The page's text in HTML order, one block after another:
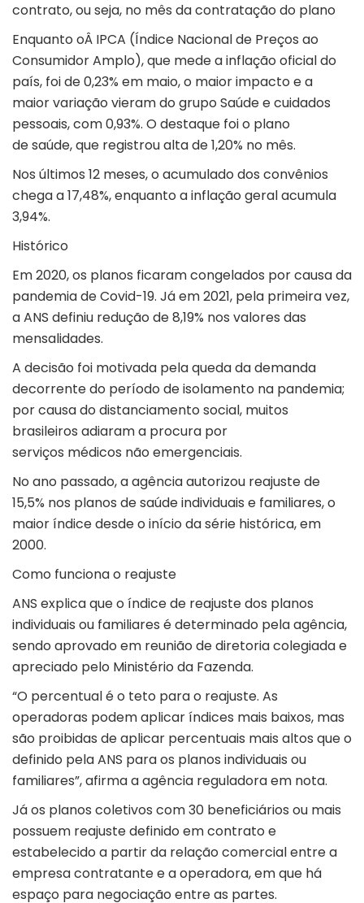
contrato, ou seja, no mês da contratação do plano
Enquanto oÂ IPCA (Índice Nacional de Preços ao
Consumidor Amplo), que mede a inflação oficial do
país, foi de 0,23% em maio, o maior impacto e a
maior variação vieram do grupo Saúde e cuidados
pessoais, com 0,93%. O destaque foi o plano
de saúde, que registrou alta de 1,20% no mês.
Nos últimos 12 meses, o acumulado dos convênios
chega a 17,48%, enquanto a inflação geral acumula
3,94%.
Histórico
Em 2020, os planos ficaram congelados por causa da
pandemia de Covid-19. Já em 2021, pela primeira vez,
a ANS definiu redução de 8,19% nos valores das
mensalidades.
A decisão foi motivada pela queda da demanda
decorrente do período de isolamento na pandemia;
por causa do distanciamento social, muitos
brasileiros adiaram a procura por
serviços médicos não emergenciais.
No ano passado, a agência autorizou reajuste de
15,5% nos planos de saúde individuais e familiares, o
maior índice desde o início da série histórica, em
2000.
Como funciona o reajuste
ANS explica que o índice de reajuste dos planos
individuais ou familiares é determinado pela agência,
sendo aprovado em reunião de diretoria colegiada e
apreciado pelo Ministério da Fazenda.
“O percentual é o teto para o reajuste. As
operadoras podem aplicar índices mais baixos, mas
são proibidas de aplicar percentuais mais altos que o
definido pela ANS para os planos individuais ou
familiares”, afirma a agência reguladora em nota.
Já os planos coletivos com 30 beneficiários ou mais
possuem reajuste definido em contrato e
estabelecido a partir da relação comercial entre a
empresa contratante e a operadora, em que há
espaço para negociação entre as partes.